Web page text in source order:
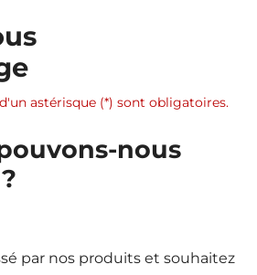
astérisque (*) sont obligatoires.
nous
par nos produits et souhaitez